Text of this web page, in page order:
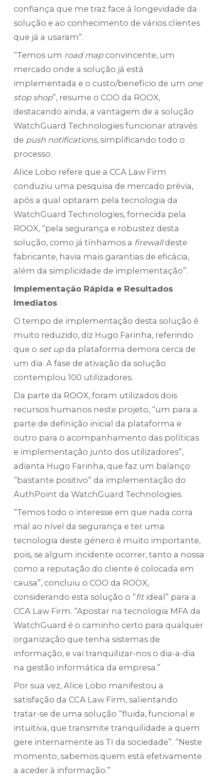
confiança que me traz face à longevidade da
solução e ao conhecimento de vários clientes
que já a usaram”.
“Temos um road mapconvincente, um
mercado onde a solução já está
implementada e o custo/benefício de um one
stop shop”, resume o COO da ROOX,
destacando ainda, a vantagem de a solução
WatchGuard Technologies funcionar através
de push notifications, simplificando todo o
processo.
Alice Lobo refere que a CCA Law Firm
conduziu uma pesquisa de mercado prévia,
após a qual optaram pela tecnologia da
WatchGuard Technologies, fornecida pela
ROOX, “pela segurança e robustez desta
solução, como já tínhamos a firewalldeste
fabricante, havia mais garantias de eficácia,
além da simplicidade de implementação”.
Implementação Rápida e Resultados
Imediatos
O tempo de implementação desta solução é
muito reduzido, diz Hugo Farinha, referindo
que o set upda plataforma demora cerca de
um dia. A fase de ativação da solução
contemplou 100 utilizadores.
Da parte da ROOX, foram utilizados dois
recursos humanos neste projeto, “um para a
parte de definição inicial da plataforma e
outro para o acompanhamento das políticas
e implementação junto dos utilizadores”,
adianta Hugo Farinha, que faz um balanço
“bastante positivo” da implementação do
AuthPoint da WatchGuard Technologies.
“Temos todo o interesse em que nada corra
mal ao nível da segurança e ter uma
tecnologia deste género é muito importante,
pois, se algum incidente ocorrer, tanto a nossa
como a reputação do cliente é colocada em
causa”, concluiu o COO da ROOX,
considerando esta solução o “fit ideal” para a
CCA Law Firm. “Apostar na tecnologia MFA da
WatchGuard é o caminho certo para qualquer
organização que tenha sistemas de
informação, e vai tranquilizar-nos o dia-a-dia
na gestão informática da empresa.”
Por sua vez, Alice Lobo manifestou a
satisfação da CCA Law Firm, salientando
tratar-se de uma solução “fluida, funcional e
intuitiva, que transmite tranquilidade a quem
gere internamente as TI da sociedade”. “Neste
momento, sabemos quem está efetivamente
a aceder à informação.”